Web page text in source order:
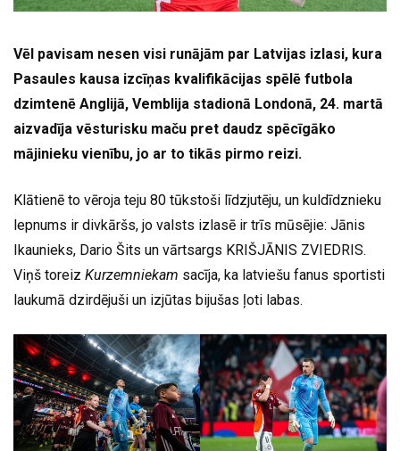
Vēl pavisam nesen visi runājām par Latvijas izlasi, kura
Pasaules kausa izcīņas kvalifikācijas spēlē futbola
dzimtenē Anglijā, Vemblija stadionā Londonā, 24. martā
aizvadīja vēsturisku maču pret daudz spēcīgāko
mājinieku vienību, jo ar to tikās pirmo reizi.
Klātienē to vēroja teju 80 tūkstoši līdzjutēju, un kuldīdznieku
lepnums ir divkāršs, jo valsts izlasē ir trīs mūsējie: Jānis
Ikaunieks, Dario Šits un vārtsargs KRIŠJĀNIS ZVIEDRIS.
Viņš toreiz Kurzemniekam sacīja, ka latviešu fanus sportisti
laukumā dzirdējuši un izjūtas bijušas ļoti labas.